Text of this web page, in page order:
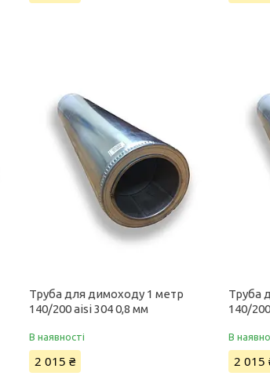
Труба для димоходу 1 метр
140/200 aisi 304 0,8 мм
В наявності
2 015 ₴
Труба
140/
В
2 015